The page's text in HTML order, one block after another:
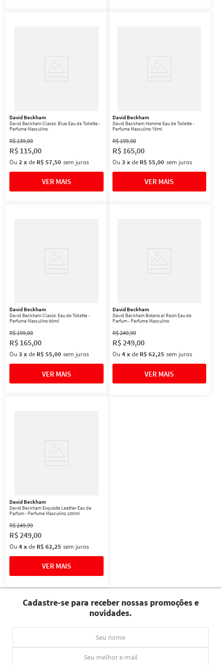
David Beckham
David Beckham Classic Blue Eau de Toilette -
Perfume Masculino
R$139,00
R$ 115,00
Ou 2xde R$ 57,50 sem juros
David Beckham
David Beckham Homme Eau de Toilette -
Perfume Masculino 75ml
R$199,00
R$ 165,00
Ou 3 xde R$ 55,00 sem juros
David Beckham
David Beckham Classic Eau de Toilette -
Perfume Masculino 90ml
R$199,00
R$ 165,00
Ou 3 xde R$ 55,00 sem juros
David Beckham
David Beckham Botanical Resin Eau de
Parfum - Perfume Masculino
R$249,99
R$249,00
Ou 4 xde R$ 62,25 sem juros
David Beckham
David Beckham Exquisite Leather Eau de
Parfum - Perfume Masculino 100ml
R$249,99
R$249,00
Ou 4xde R$ 62,25 sem juros
Cadastre-se para receber nossas promoções e
novidades.